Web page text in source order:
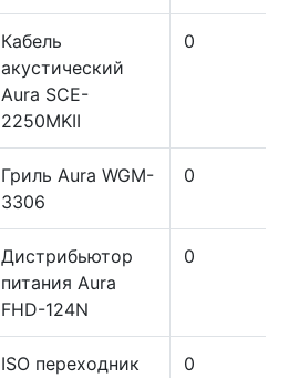
Кабель
акустический
Aura SCE-
2250MKII
0
Гриль Aura WGM-
3306
0
Дистрибьютор
питания Aura
FHD-124N
0
ISO переходник
0